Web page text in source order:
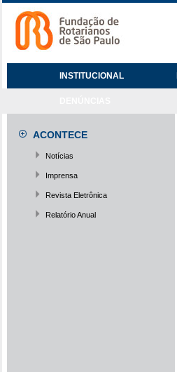
INSTITUCIONAL
ACONTECE
Notícias
Imprensa
Revista Eletrônica
Relatório Anual